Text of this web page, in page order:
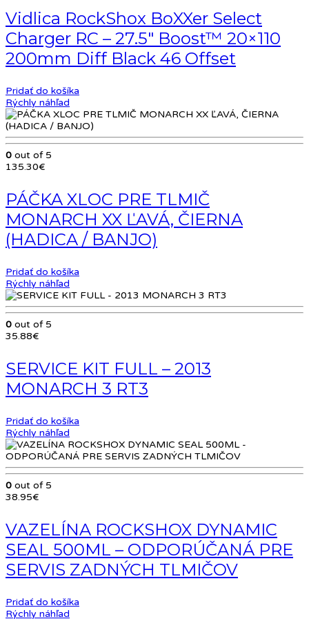
1,646.97€.1,317.58€.
Vidlica RockShox BoXXer Select
Charger RC – 27.5″ Boost™ 20×110
200mm Diff Black 46 Offset
Pridať do košíka
Rýchly náhľad
0 out of 5
135.30€
PÁČKA XLOC PRE TLMIČ
MONARCH XX ĽAVÁ, ČIERNA
(HADICA / BANJO)
Pridať do košíka
Rýchly náhľad
0 out of 5
35.88€
SERVICE KIT FULL – 2013
MONARCH 3 RT3
Pridať do košíka
Rýchly náhľad
0 out of 5
38.95€
VAZELÍNA ROCKSHOX DYNAMIC
SEAL 500ML – ODPORÚČANÁ PRE
SERVIS ZADNÝCH TLMIČOV
Pridať do košíka
Rýchly náhľad